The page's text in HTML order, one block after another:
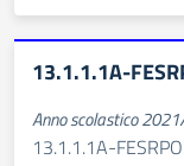
13.1.1.1A-
Anno scolastico
13.1.1.1A-